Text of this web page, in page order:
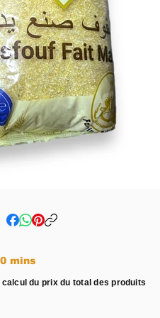
15 - 20 mins
du prix du total des produits